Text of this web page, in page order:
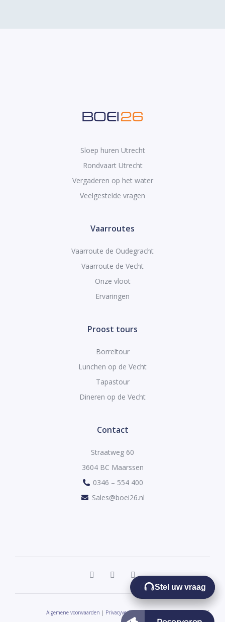
Stel uw vraag
Sloep huren Utrecht
Rondvaart Utrecht
Vergaderen op het water
Veelgestelde vragen
Vaarroutes
Vaarroute de Oudegracht
Vaarroute de Vecht
Onze vloot
Ervaringen
Proost tours
Borreltour
Lunchen op de Vecht
Tapastour
Dineren op de Vecht
Contact
Straatweg 60
3604 BC Maarssen
0346 – 554 400
Sales@boei26.nl
Algemene voorwaarden | Privacyverklaring| © 2026 Copyright Boei26
Stel uw vraag